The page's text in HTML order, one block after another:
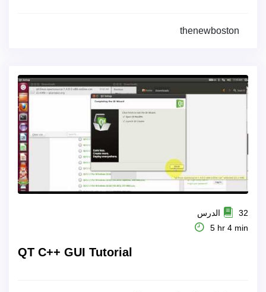
thenewboston
32 الدرس
5 hr 4 min
QT C++ GUI Tutorial